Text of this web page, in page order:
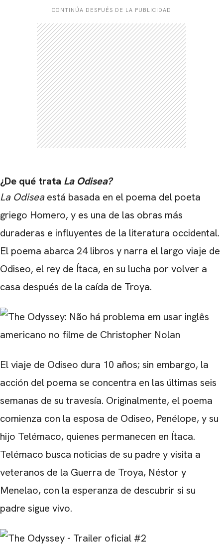
CONTINÚA DESPUÉS DE LA PUBLICIDAD
¿De qué trata La Odisea?
La Odiseaestá basada en el poema del poeta
griego Homero, y es una de las obras más
duraderas e influyentes de la literatura occidental.
El poema abarca 24 libros y narra el largo viaje de
Odiseo, el rey de Ítaca, en su lucha por volver a
casa después de la caída de Troya.
El viaje de Odiseo dura 10 años; sin embargo, la
acción del poema se concentra en las últimas seis
semanas de su travesía. Originalmente, el poema
comienza con la esposa de Odiseo, Penélope, y su
hijo Telémaco, quienes permanecen en Ítaca.
Telémaco busca noticias de su padre y visita a
veteranos de la Guerra de Troya, Néstor y
Menelao, con la esperanza de descubrir si su
padre sigue vivo.